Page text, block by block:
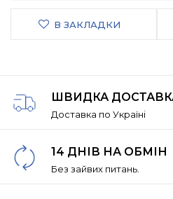
В ЗАКЛАДКИ
ШВИДКА
Доставка по Україні
14 ДНІВ НА ОБМІН
Без зайвих питань.